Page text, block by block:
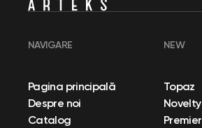
NAVIGARE
Pagina principală
Despre noi
Catalog
NEW
Topaz
Novelty
Premier